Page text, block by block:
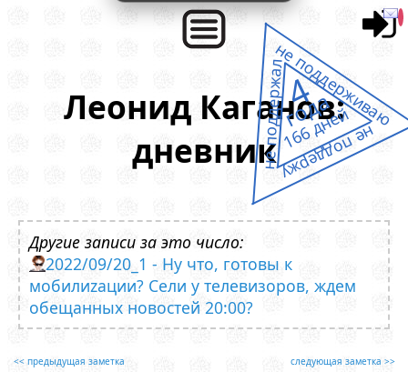
Леонид Каганов:
дневник
Другие записи за это число:
2022/09/20_1 - Ну что, готовы к
мобилиzации? Сели у телевизоров, ждем
обещанных новостей 20:00?
<< предыдущая заметка следующая заметка >>
не поддержалне поддерживаю
не поддержу
4
года
166 дней